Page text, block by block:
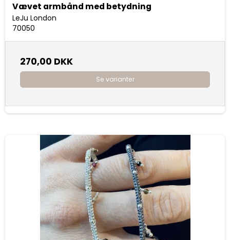
Vævet armbånd med betydning
LeJu London
70050
270,00 DKK
Se varianter